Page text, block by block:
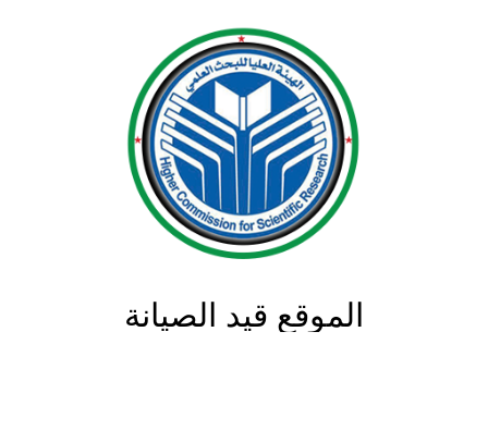
الموقع قيد الصيانة